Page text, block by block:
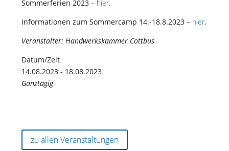
Sommerferien 2023 – hier.
Informationen zum Sommercamp 14.-18.8.2023 – hier.
Veranstalter: Handwerkskammer Cottbus
Datum/Zeit
14.08.2023 - 18.08.2023
Ganztägig
zu allen Veranstaltungen